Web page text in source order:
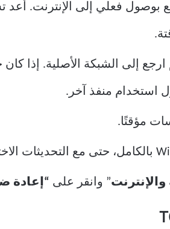
بوصول فعلي إلى الإنترنت.
إلى الشبكة الأصلية. إذا
استخدام منفذ آخر.
مؤقتًا.
” وانقر على “إعادة